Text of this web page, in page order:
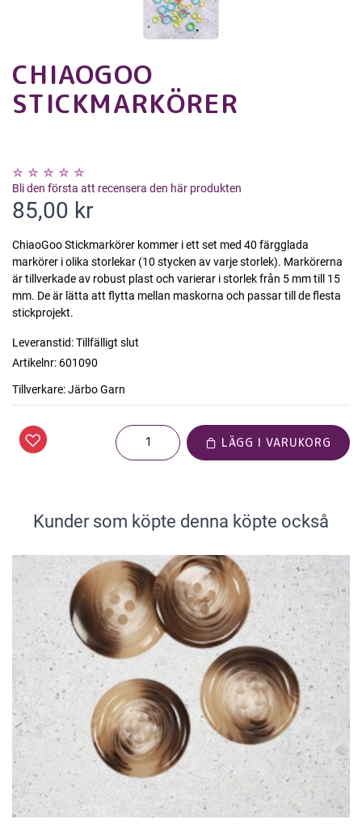
CHIAOGOO
STICKMARKÖRER
Bli den första att recensera den här produkten
85,00 kr
ChiaoGoo Stickmarkörer kommer i ett set med 40 färgglada
markörer i olika storlekar (10 stycken av varje storlek). Markörerna
är tillverkade av robust plast och varierar i storlek från 5 mm till 15
mm. De är lätta att flytta mellan maskorna och passar till de flesta
stickprojekt.
Leveranstid:Tillfälligt slut
Artikelnr: 601090
Tillverkare:Järbo Garn
LÄGG I VARUKORG
Kunder som köpte denna köpte också